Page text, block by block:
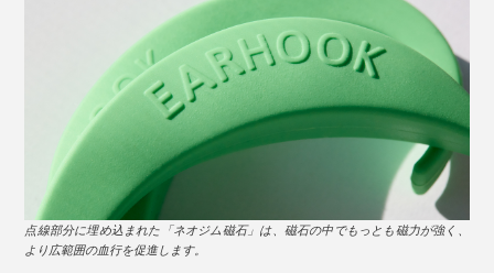
PC 作業をしながら、家事をしながら、料理をしなが
独自のフォルムが、日常のほんのわずかな小さな動き
で、ツボを刺激。筋肉と皮膚の摩擦運動を利用している
ので、“耳にかける”デザインは本当に理にかなっていま
す。
点線部分に埋め込まれた「ネオジム磁石」は、磁石の中でもっとも磁力が強く、
より広範囲の血行を促進します。